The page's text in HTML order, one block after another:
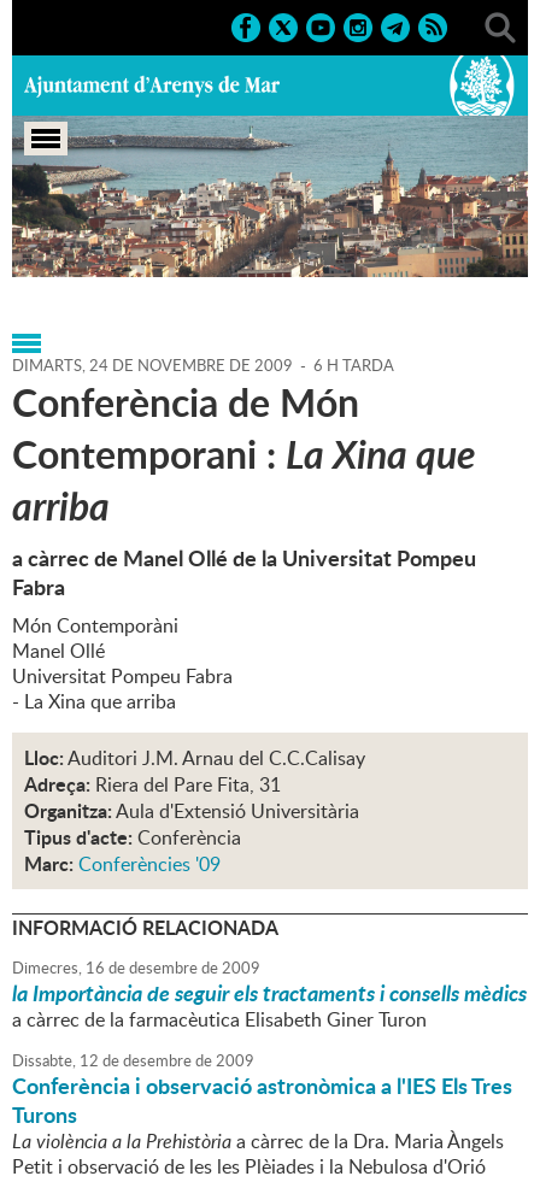
Portada > Agenda > 24-11-
2009 > Marcs > Culturals > 2009 > Conferències '09
DIMARTS,24 DE NOVEMBRE DE 2009 - 6 H TARDA
Conferència de Món
Contemporani : La Xina que
arriba
a càrrec de Manel Ollé de la Universitat Pompeu
Fabra
Món Contemporàni
Manel Ollé
Universitat Pompeu Fabra
- La Xina que arriba
Lloc:Auditori J.M. Arnau del C.C.Calisay
Adreça: Riera del Pare Fita, 31
Organitza:Aula d'Extensió Universitària
Tipus d'acte: Conferència
Marc: Conferències '09
INFORMACIÓ RELACIONADA
Dimecres, 16 dedesembrede2009
la Importància de seguir els tractaments i consells mèdics
a càrrec de la farmacèutica Elisabeth Giner Turon
Dissabte, 12 dedesembrede2009
Conferència i observació astronòmica a l'IES Els Tres
Turons
La violència a la Prehistòriaa càrrec de la Dra. Maria Àngels
Petit i observació de les les Plèiades i la Nebulosa d'Orió